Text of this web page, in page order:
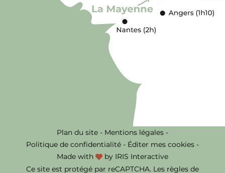
Plan du site - Mentions légales -
Politique de confidentialité - Éditer mes cookies -
Made with
by IRIS Interactive
Ce site est protégé par reCAPTCHA. Les règles de